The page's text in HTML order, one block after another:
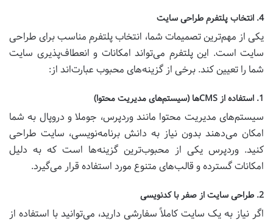
4. انتخاب پلتفرم طراحی سایت
یکی از مهم‌ترین تصمیمات شما، انتخاب پلتفرم مناسب برای طراحی
سایت است. این پلتفرم می‌تواند امکانات و انعطاف‌پذیری سایت
شما را تعیین کند. برخی از گزینه‌های محبوب عبارت‌اند از:
1. استفاده از CMS‌ها (سیستم‌های مدیریت محتوا)
سیستم‌های مدیریت محتوا مانند وردپرس، جوملا و دروپال به شما
امکان می‌دهند بدون نیاز به دانش برنامه‌نویسی، سایت طراحی
کنید. وردپرس یکی از محبوب‌ترین گزینه‌ها است که به دلیل
امکانات گسترده و قالب‌های متنوع مورد استفاده قرار می‌گیرد.
2. طراحی سایت از صفر با کدنویسی
اگر نیاز به یک سایت کاملاً سفارشی دارید، می‌توانید با استفاده از